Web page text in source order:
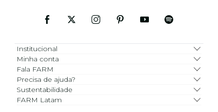
Institucional
Minha conta
Fala FARM
Precisa de ajuda?
Sustentabilidade
FARM Latam